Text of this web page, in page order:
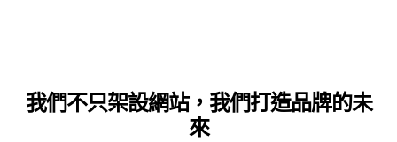
我們不只架設網站，我們打造品牌的未
來